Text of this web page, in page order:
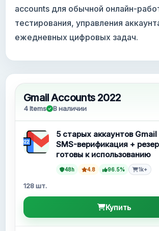
accounts для обычной онлайн-
тестирования, управления
ежедневных цифровых задач.
Gmail Accounts 2022
4 Items В наличии
5 старых аккаунтов Gmail
SMS-верификация +
готовы к использованию
48h 4.8 96.5% 1k+
128 шт.
Купить